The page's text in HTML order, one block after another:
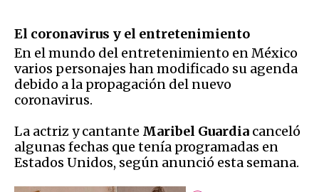
El coronavirus y el entretenimiento
En el mundo del entretenimiento en México
varios personajes han modificado su agenda
debido a la propagación del nuevo
coronavirus.
La actriz y cantante Maribel Guardia canceló
algunas fechas que tenía programadas en
Estados Unidos, según anunció esta semana.